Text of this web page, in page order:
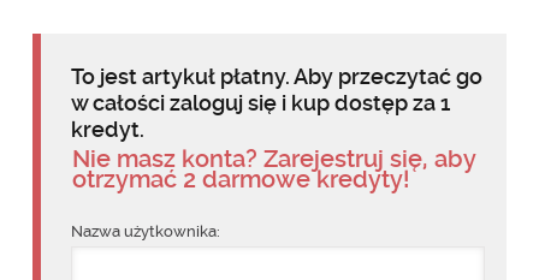
To jest artykuł płatny. Aby przeczytać go
w całości zaloguj się i kup dostęp za 1
kredyt.
Nie masz konta? Zarejestruj się, aby
otrzymać 2 darmowe kredyty!
Nazwa użytkownika: